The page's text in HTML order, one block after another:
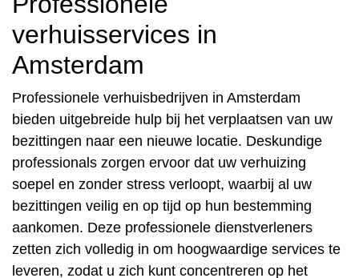
verhuisservices in
Amsterdam
Professionele verhuisbedrijven in Amsterdam
bieden uitgebreide hulp bij het verplaatsen van uw
bezittingen naar een nieuwe locatie. Deskundige
professionals zorgen ervoor dat uw verhuizing
soepel en zonder stress verloopt, waarbij al uw
bezittingen veilig en op tijd op hun bestemming
aankomen. Deze professionele dienstverleners
zetten zich volledig in om hoogwaardige services te
leveren, zodat u zich kunt concentreren op het